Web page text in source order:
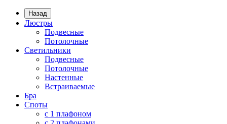
Назад
Люстры
Подвесные
Потолочные
Светильники
Подвесные
Потолочные
Настенные
Встраиваемые
Бра
Споты
с 1 плафоном